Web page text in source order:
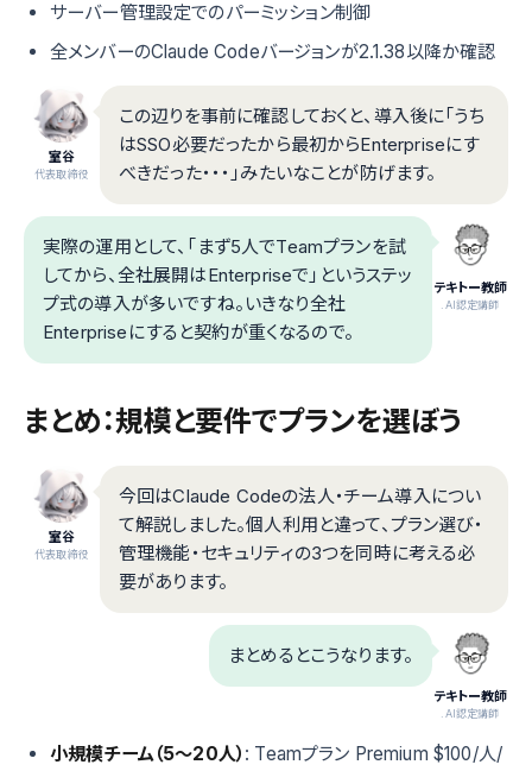
サーバー管理設定でのパーミッション制御
全メンバーのClaude Codeバージョンが2.1.38以降か確認
室谷
代表取締役
この辺りを事前に確認しておくと、導入後に「うち
はSSO必要だったから最初からEnterpriseにす
べきだった・・・」みたいなことが防げます。
テキトー教師
.AI認定講師
実際の運用として、「まず5人でTeamプランを試
してから、全社展開はEnterpriseで」というステッ
プ式の導入が多いですね。いきなり全社
Enterpriseにすると契約が重くなるので。
まとめ：規模と要件でプランを選ぼう
室谷
代表取締役
今回はClaude Codeの法人・チーム導入につい
て解説しました。個人利用と違って、プラン選び・
管理機能・セキュリティの3つを同時に考える必
要があります。
テキトー教師
.AI認定講師
まとめるとこうなります。
小規模チーム（5〜20人） : Teamプラン Premium $100/人/